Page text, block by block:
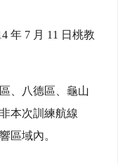
年 7 月 11 日桃教
、八德區、龜山
本次訓練航線
區域內。